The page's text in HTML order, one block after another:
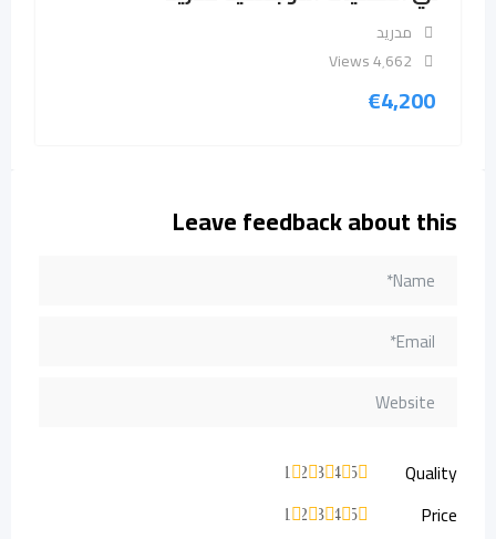
مدريد
4٬662 Views
€4,200
Leave feedback about this
Quality
5
4
3
2
1
Price
5
4
3
2
1